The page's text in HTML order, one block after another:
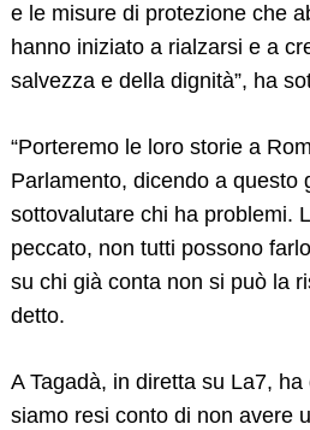
e le misure di protezione che
hanno iniziato a rialzarsi e a
salvezza e della dignità”, ha
“Porteremo le loro storie a
Parlamento, dicendo a questo
sottovalutare chi ha problemi.
peccato, non tutti possono
su chi già conta non si può la
detto.
A Tagadà, in diretta su La7, ha
siamo resi conto di non avere